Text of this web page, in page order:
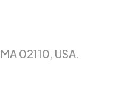
02110, USA.